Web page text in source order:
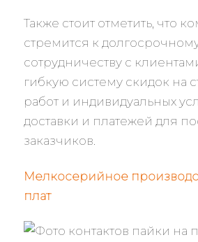
Также стоит отметить, что
стремится к
сотрудничеству с
гибкую систему скидок на
работ и индивидуальных
доставки и платежей для
заказчиков.
Мелкосерийное
плат